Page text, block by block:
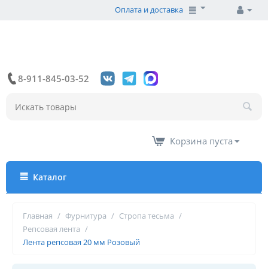
Оплата и доставка
8-911-845-03-52
Корзина пуста
Каталог
Главная / Фурнитура / Стропа тесьма /
Репсовая лента /
Лента репсовая 20 мм Розовый